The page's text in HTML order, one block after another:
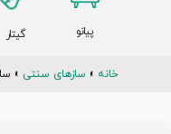
پیانو گیتار
خانه » سازهای سنتی »